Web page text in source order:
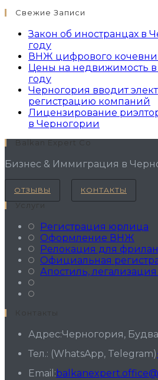
Свежие Записи
Закон об иностранцах в
году
ВНЖ цифрового
Цены на недвижимость в
году
Черногория вводит
регистрацию компаний
Лицензирование
в Черногории
Бизнес & Иммиграция в
ОТЗЫВЫ КОНТАКТЫ
Услуги
Регистрация юрлица
Оформление ВНЖ
Релокация для
Официальная
Апостиль,
Адрес:Черногория,
Тел.: (WhatsApp, Telegram)
Email: